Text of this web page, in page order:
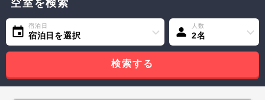
空室を検索
宿泊日
宿泊日を選択
人数
2名
検索する